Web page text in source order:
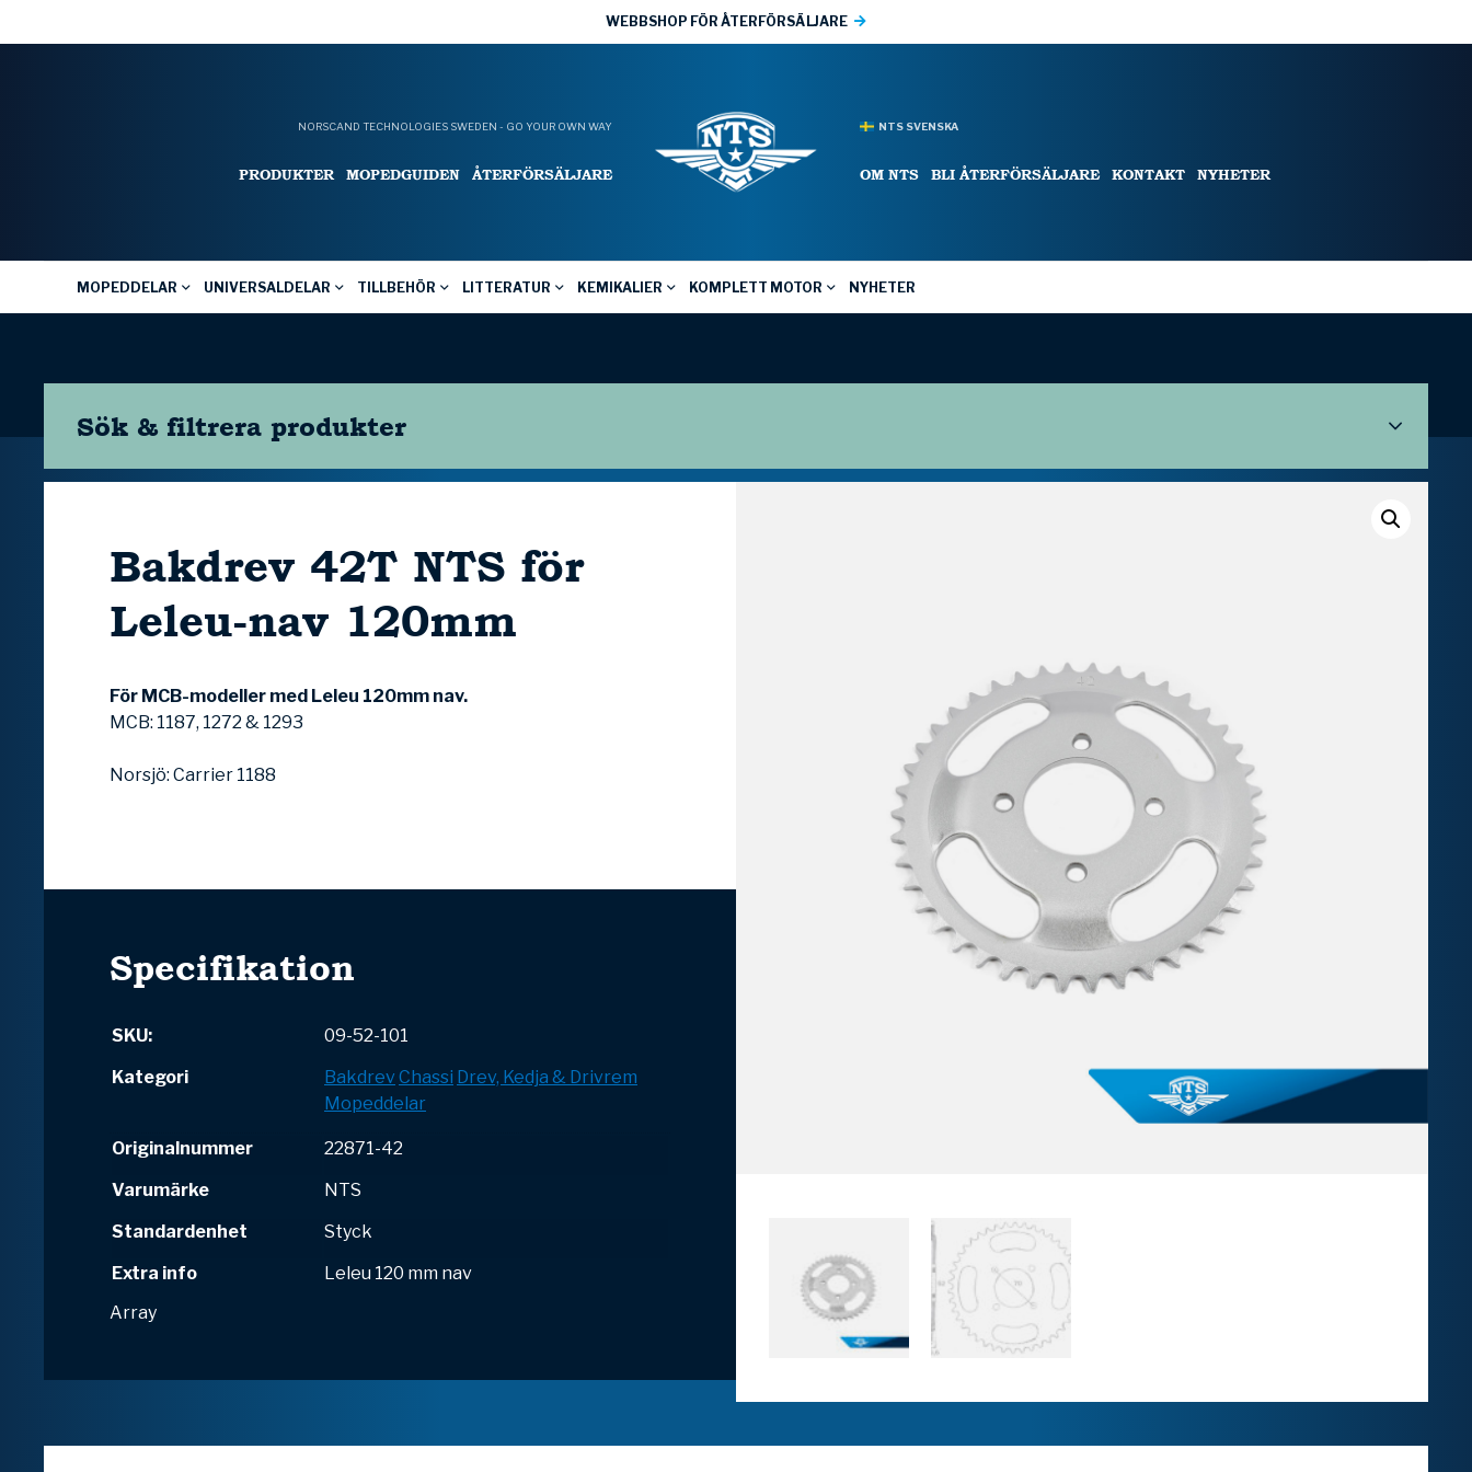
WEBBSHOP FÖR ÅTERFÖRSÄLJARE
NORSCAND TECHNOLOGIES SWEDEN - GO YOUR OWN WAY
PRODUKTER MOPEDGUIDEN ÅTERFÖRSÄLJARE
NTS SVENSKA
OM NTS BLI ÅTERFÖRSÄLJARE KONTAKT NYHETER
MOPEDDELAR UNIVERSALDELAR TILLBEHÖR LITTERATUR KEMIKALIER KOMPLETT MOTOR NYHETER
Sök & filtrera produkter
Bakdrev 42T NTS för
Leleu-nav 120mm
För MCB-modeller med Leleu 120mm nav.
MCB: 1187, 1272 & 1293
Norsjö: Carrier 1188
Specifikation
SKU:
09-52-101
Kategori
BakdrevChassi Drev, Kedja & Drivrem
Mopeddelar
Originalnummer
22871-42
Varumärke
NTS
Standardenhet
Styck
Extra info
Leleu 120 mm nav
Array